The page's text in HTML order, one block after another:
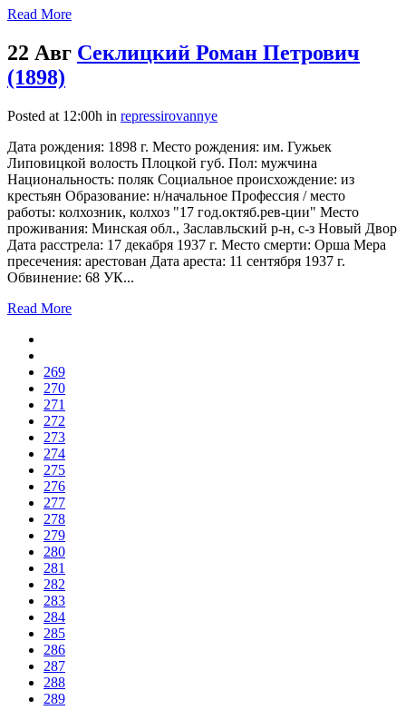
Read More
22 Авг Секлицкий Роман Петрович
(1898)
Posted at 12:00h in repressirovannye
Дата рождения: 1898 г. Место рождения: им. Гужьек
Липовицкой волость Плоцкой губ. Пол: мужчина
Национальность: поляк Социальное происхождение: из
крестьян Образование: н/начальное Профессия / место
работы: колхозник, колхоз "17 год.октяб.рев-ции" Место
проживания: Минская обл., Заславльский р-н, с-з Новый Двор
Дата расстрела: 17 декабря 1937 г. Место смерти: Орша Мера
пресечения: арестован Дата ареста: 11 сентября 1937 г.
Обвинение: 68 УК...
Read More
269
270
271
272
273
274
275
276
277
278
279
280
281
282
283
284
285
286
287
288
289